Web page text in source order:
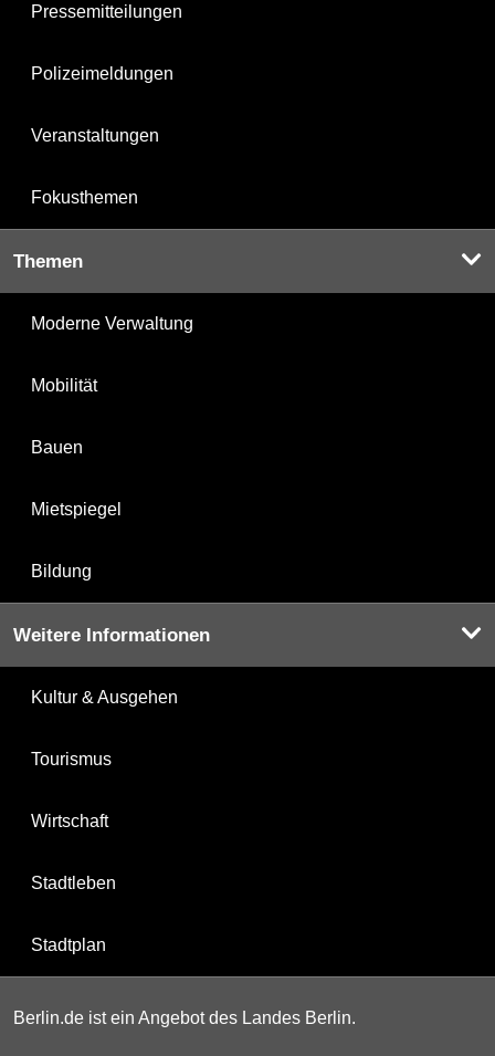
Pressemitteilungen
Polizeimeldungen
Veranstaltungen
Fokusthemen
Themen
Moderne Verwaltung
Mobilität
Bauen
Mietspiegel
Bildung
Weitere Informationen
Kultur & Ausgehen
Tourismus
Wirtschaft
Stadtleben
Stadtplan
Berlin.de ist ein Angebot des Landes Berlin.